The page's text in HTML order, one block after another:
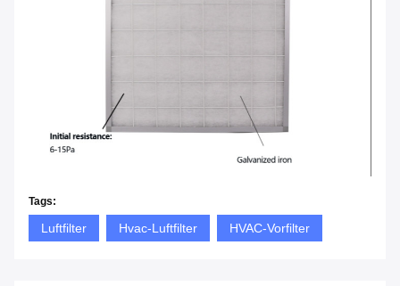
Tags:
Luftfilter Hvac-Luftfilter HVAC-Vorfilter